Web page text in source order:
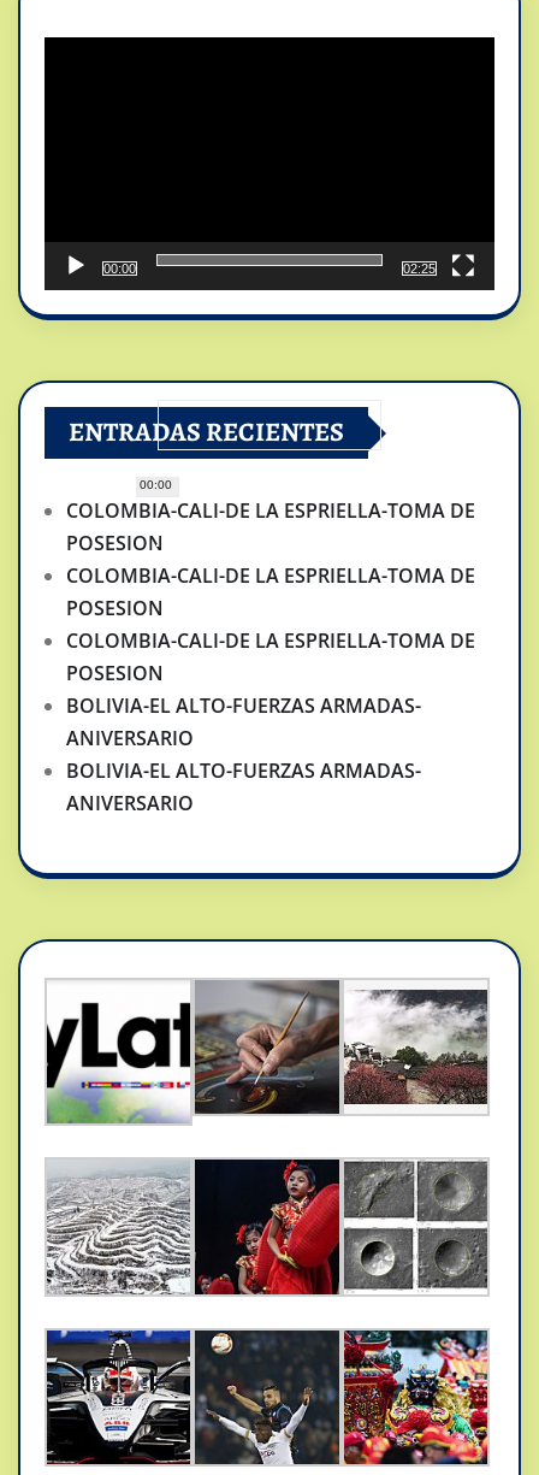
00:00
00:00
02:25
ENTRADAS RECIENTES
COLOMBIA-CALI-DE LA ESPRIELLA-TOMA DE
POSESION
COLOMBIA-CALI-DE LA ESPRIELLA-TOMA DE
POSESION
COLOMBIA-CALI-DE LA ESPRIELLA-TOMA DE
POSESION
BOLIVIA-EL ALTO-FUERZAS ARMADAS-
ANIVERSARIO
BOLIVIA-EL ALTO-FUERZAS ARMADAS-
ANIVERSARIO